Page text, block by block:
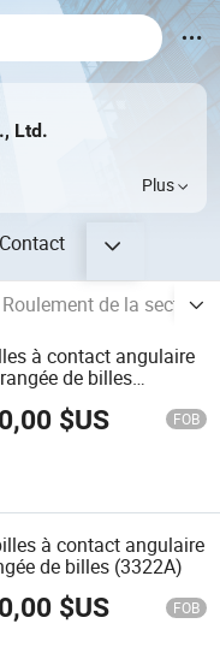
Ltd.
Plus
Contact
Roulement de la section
à contact angulaire
de billes
$US FOB
à contact angulaire
de billes (3322A)
$US FOB